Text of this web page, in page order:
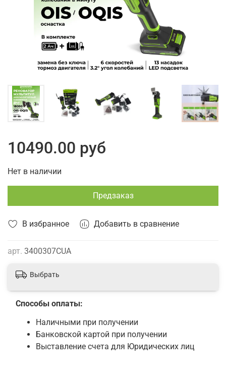
В избранное Добавить в сравнение
арт. 3400307CUA
10490.00 руб
Нет в наличии
Предзаказ
Выбрать
Способы оплаты:
Наличными при получении
Банковской картой при получении
Выставление счета для Юридических лиц